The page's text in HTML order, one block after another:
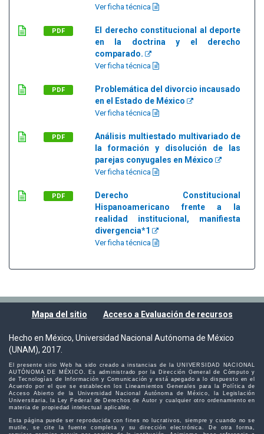
Ver ficha técnica
PDF
El derecho constitucional al deporte
en la doctrina y el derecho
comparado.
Ver ficha técnica
PDF
Problemática del divorcio incausado
en el Estado de México
Ver ficha técnica
PDF
Análisis multiestado multivariado de
la formación y disolución de las
parejas conyugales en México
Ver ficha técnica
PDF
Derecho Constitucional
Hispanoamericano frente a la
realidad institucional, manifiesta
divergencia*1
Ver ficha técnica
Mapa del sitio Acceso a Evaluación de recursos
Hecho en México, Universidad Nacional Autónoma de México
(UNAM), 2017.
El presente sitio Web ha sido creado a instancias de la UNIVERSIDAD NACIONAL
AUTÓNOMA DE MÉXICO. Es administrado por la Dirección General de Cómputo y
de Tecnologías de Información y Comunicación y está apegado a lo dispuesto en el
Acuerdo por el que se establecen los Lineamientos Generales para la Política de
Acceso Abierto de la Universidad Nacional Autónoma de México, la Legislación
Universitaria, la Ley Federal de Derechos de Autor y cualquier otro ordenamiento en
materia de propiedad intelectual aplicable.
Esta página puede ser reproducida con fines no lucrativos, siempre y cuando no se
mutile, se cite la fuente completa y su dirección electrónica. De otra forma,